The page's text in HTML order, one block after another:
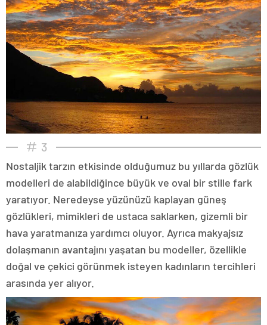
3
Nostaljik tarzın etkisinde olduğumuz bu yıllarda gözlük
modelleri de alabildiğince büyük ve oval bir stille fark
yaratıyor. Neredeyse yüzünüzü kaplayan güneş
gözlükleri, mimikleri de ustaca saklarken, gizemli bir
hava yaratmanıza yardımcı oluyor. Ayrıca makyajsız
dolaşmanın avantajını yaşatan bu modeller, özellikle
doğal ve çekici görünmek isteyen kadınların tercihleri
arasında yer alıyor.